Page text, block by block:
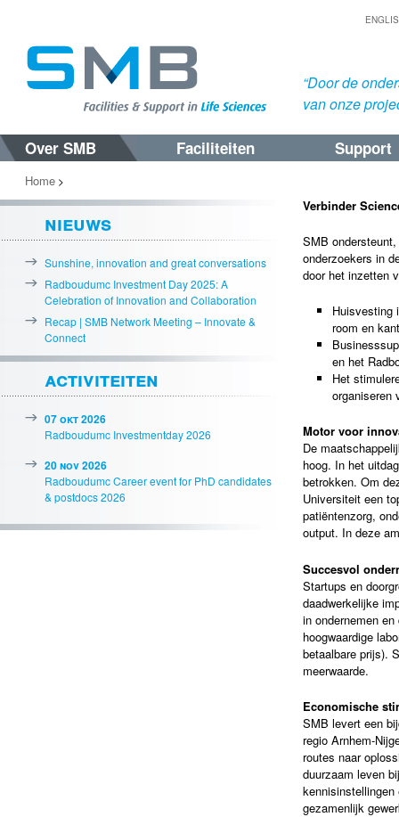
“Door de
van onze
Spring
naar
de
primaire
inhoud
Spring
naar
de
secundaire
inhoud
Over SMB Faciliteiten Support
Verbinder
SMB
onderzoekers in
door het inzetten
Huisvesting
room en
en het
Het
organiseren
Motor voor
De
hoog. In het
betrokken. Om
Universiteit een
patiëntenzorg,
output. In deze
Succesvol
Startups en
daadwerkelijke
in ondernemen
hoogwaardige
betaalbare prijs).
meerwaarde.
Economische
SMB levert een
regio Arnhem-
routes naar
duurzaam leven
gezamenlijk
Home >
nieuws
Sunshine, innovation and great conversations
Radboudumc Investment Day 2025: A
Celebration of Innovation and Collaboration
Recap | SMB Network Meeting – Innovate &
Connect
activiteiten
07 okt 2026
Radboudumc Investmentday 2026
20 nov 2026
Radboudumc Career event for PhD candidates
& postdocs 2026